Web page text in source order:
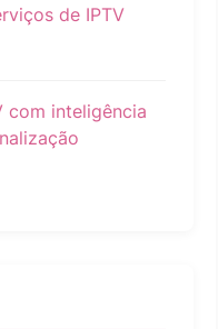
de IPTV
com inteligência